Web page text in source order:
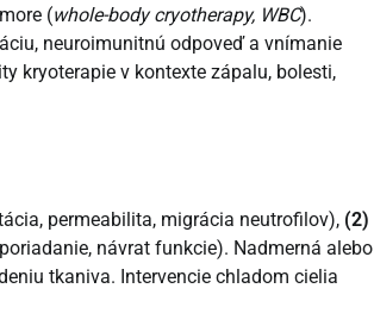
(whole-body cryotherapy, WBC).
neuroimunitnú odpoveď a vnímanie
kryoterapie v kontexte zápalu, bolesti,
permeabilita, migrácia neutrofilov), (2)
návrat funkcie). Nadmerná alebo
tkaniva. Intervencie chladom cielia